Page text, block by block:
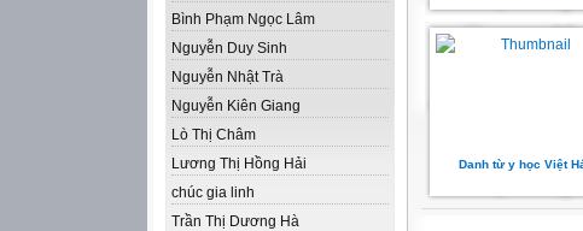
Bình Phạm Ngọc Lâm
Nguyễn Duy Sinh
Nguyễn Nhật Trà
Nguyễn Kiên Giang
Lò Thị Châm
Lương Thị Hồng Hải
chúc gia linh
Trần Thị Dương Hà
Danh từ y học Việt